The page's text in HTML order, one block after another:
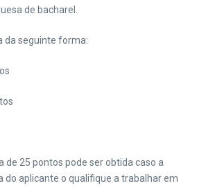
de bacharel.
da seguinte forma:
de 25 pontos pode ser obtida caso a
do aplicante o qualifique a trabalhar em